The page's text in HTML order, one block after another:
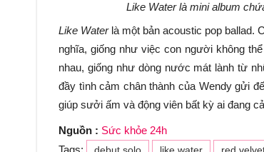
Like Waterlà mini album
Like Waterlà một bản acoustic pop ballad.
nghĩa, giống như việc con người không
nhau, giống như dòng nước mát lành từ
đầy tình cảm chân thành của Wendy gửi
giúp sưởi ấm và động viên bất kỳ ai đang
Nguồn : Sức khỏe 24h